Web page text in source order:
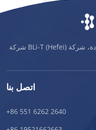
شركة BLi-T (Hefei) الكيميائية المحدودة، شركة BLi-T الدولية الكيميائية
اتصل بنا
+86 551 6262 2640